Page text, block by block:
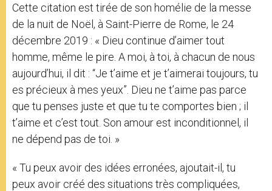
Cette citation est tirée de son homélie de la messe
de la nuit de Noël, à Saint-Pierre de Rome, le 24
décembre 2019 : « Dieu continue d’aimer tout
homme, même le pire. A moi, à toi, à chacun de nous
aujourd’hui, il dit : “Je t’aime et je t’aimerai toujours, tu
es précieux à mes yeux”. Dieu ne t’aime pas parce
que tu penses juste et que tu te comportes bien ; il
t’aime et c’est tout. Son amour est inconditionnel, il
ne dépend pas de toi. »
« Tu peux avoir des idées erronées, ajoutait-il, tu
peux avoir créé des situations très compliquées,